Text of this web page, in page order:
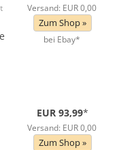
Versand: EUR 0,00
Zum Shop »
bei Ebay*
EUR 93,99*
Versand: EUR 0,00
Zum Shop »